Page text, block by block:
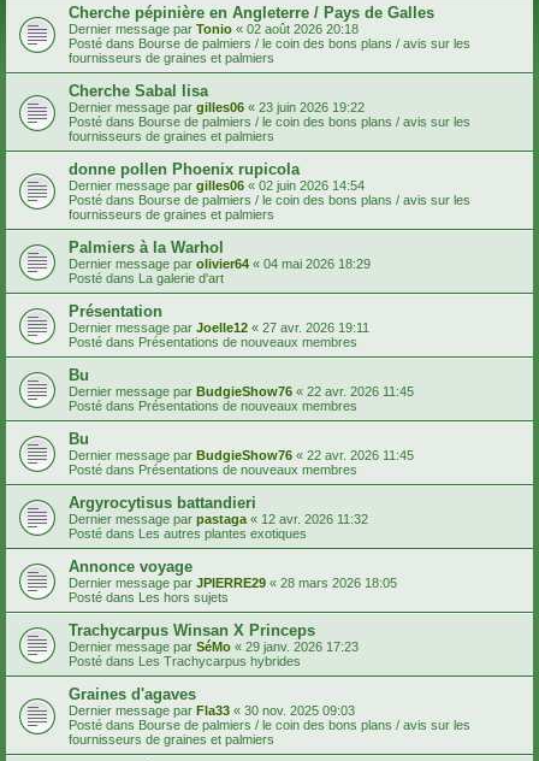
Cherche pépinière en Angleterre / Pays de Galles
Dernier message par Tonio « 02 août 2026 20:18
Posté dans Bourse de palmiers / le coin des bons plans / avis sur les
fournisseurs de graines et palmiers
Cherche Sabal lisa
Dernier message par gilles06 « 23 juin 2026 19:22
Posté dans Bourse de palmiers / le coin des bons plans / avis sur les
fournisseurs de graines et palmiers
donne pollen Phoenix rupicola
Dernier message par gilles06 « 02 juin 2026 14:54
Posté dans Bourse de palmiers / le coin des bons plans / avis sur les
fournisseurs de graines et palmiers
Palmiers à la Warhol
Dernier message par olivier64 « 04 mai 2026 18:29
Posté dans La galerie d'art
Présentation
Dernier message par Joelle12 « 27 avr. 2026 19:11
Posté dans Présentations de nouveaux membres
Bu
Dernier message par BudgieShow76 « 22 avr. 2026 11:45
Posté dans Présentations de nouveaux membres
Bu
Dernier message par BudgieShow76 « 22 avr. 2026 11:45
Posté dans Présentations de nouveaux membres
Argyrocytisus battandieri
Dernier message par pastaga « 12 avr. 2026 11:32
Posté dans Les autres plantes exotiques
Annonce voyage
Dernier message par JPIERRE29 « 28 mars 2026 18:05
Posté dans Les hors sujets
Trachycarpus Winsan X Princeps
Dernier message par SéMo « 29 janv. 2026 17:23
Posté dans Les Trachycarpus hybrides
Graines d'agaves
Dernier message par Fla33 « 30 nov. 2025 09:03
Posté dans Bourse de palmiers / le coin des bons plans / avis sur les
fournisseurs de graines et palmiers